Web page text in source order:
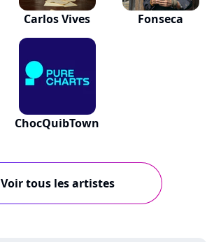
Carlos Vives Fonseca
ChocQuibTown
Voir tous les artistes